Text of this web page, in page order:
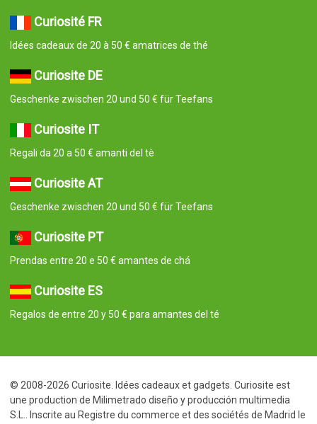
Curiosité FR
Idées cadeaux de 20 à 50 € amatrices de thé
Curiosite DE
Geschenke zwischen 20 und 50 € für Teefans
Curiosite IT
Regali da 20 a 50 € amanti del tè
Curiosite AT
Geschenke zwischen 20 und 50 € für Teefans
Curiosite PT
Prendas entre 20 e 50 € amantes de chá
Curiosite ES
Regalos de entre 20 y 50 € para amantes del té
© 2008-2026 Curiosite. Idées cadeaux et gadgets. Curiosite est
une production de Milimetrado diseño y producción multimedia
S.L.. Inscrite au Registre du commerce et des sociétés de Madrid le